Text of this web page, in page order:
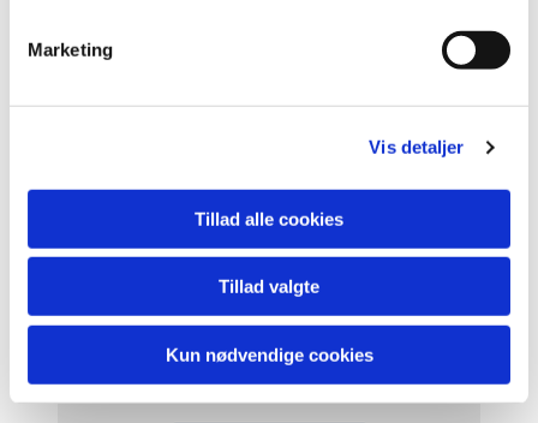
Marketing
Vis detaljer
Tillad alle cookies
Tillad valgte
Kun nødvendige cookies
Onsdagscafé for kvinder